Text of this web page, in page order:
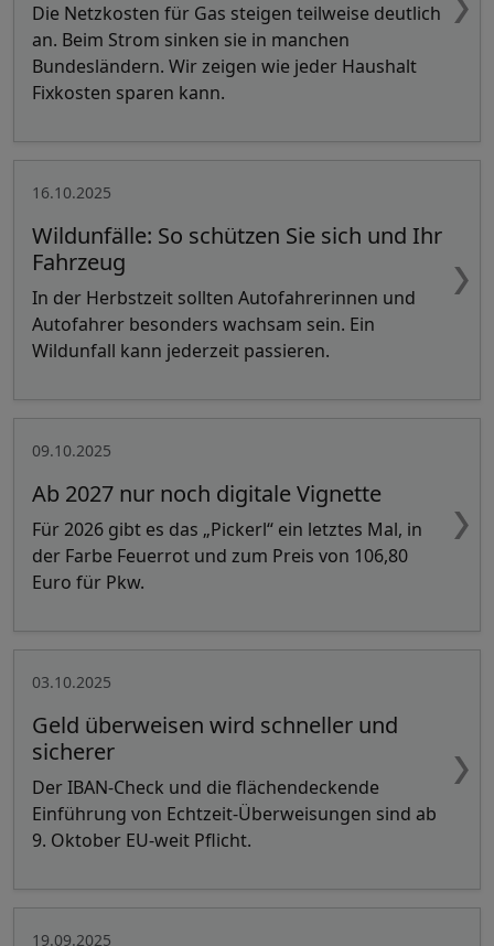
Die Netzkosten für Gas steigen teilweise deutlich
an. Beim Strom sinken sie in manchen
Bundesländern. Wir zeigen wie jeder Haushalt
Fixkosten sparen kann.
16.10.2025
Wildunfälle: So schützen Sie sich und Ihr
Fahrzeug
In der Herbstzeit sollten Autofahrerinnen und
Autofahrer besonders wachsam sein. Ein
Wildunfall kann jederzeit passieren.
09.10.2025
Ab 2027 nur noch digitale Vignette
Für 2026 gibt es das „Pickerl“ ein letztes Mal, in
der Farbe Feuerrot und zum Preis von 106,80
Euro für Pkw.
03.10.2025
Geld überweisen wird schneller und
sicherer
Der IBAN-Check und die flächendeckende
Einführung von Echtzeit-Überweisungen sind ab
9. Oktober EU-weit Pflicht.
19.09.2025